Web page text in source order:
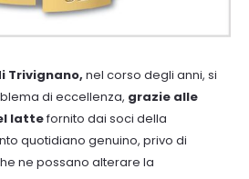
Trivignano, nel corso degli anni, si
di eccellenza, grazie alle
lattefornito dai soci della
quotidiano genuino, privo di
ne possano alterare la